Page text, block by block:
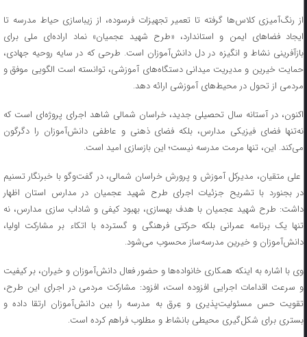
از رنگ‌آمیزی کلاس‌ها گرفته تا تعمیر تجهیزات فرسوده، از زیباسازی حیاط مدرسه تا
ایجاد فضاهای ایمن و استاندارد، «طرح شهید عجمیان» نماد اراده‌ای ملی برای
بازآفرینی نشاط و انگیزه در دل دانش‌آموزان است. طرحی که در سایه روحیه جهادی،
حمایت خیرین و مدیریت میدانی دستگاه‌های آموزشی، توانسته است الگویی موفق و
مردمی از تحول در محیط‌های آموزشی ارائه دهد.
اکنون، در آستانه سال تحصیلی جدید، خراسان شمالی شاهد اجرای پروژه‌ای است که
نه‌تنها فضای فیزیکی مدارس، بلکه فضای ذهنی و عاطفی دانش‌آموزان را دگرگون
می‌کند. این، تنها مرمت مدرسه نیست؛ این بازسازی امید است.
علی متقیان، مدیرکل آموزش و پرورش خراسان شمالی، در گفت‌وگو با خبرنگار تسنیم
در بجنورد با تشریح جزئیات اجرای طرح شهید عجمیان در مدارس استان اظهار
داشت: طرح شهید عجمیان با هدف بهسازی، بهبود کیفی و شاداب سازی مدارس، نه
تنها یک برنامه عمرانی بلکه حرکتی فرهنگی و گسترده با اتکاء بر مشارکت اولیا،
دانش‌آموزان و خیرین مدرسه‌ساز محسوب می‌شود.
وی با اشاره به اینکه همکاری خانواده‌ها و حضور فعال دانش‌آموزان و خیران، بر کیفیت
و سرعت اقدامات اجرایی افزوده است، افزود: مشارکت مردمی در اجرای این طرح،
تقویت حس مسئولیت‌پذیری و عِرق به مدرسه را بین دانش‌آموزان ارتقا داده و
بستری برای شکل‌گیری محیطی بانشاط و مطلوب فراهم کرده است.